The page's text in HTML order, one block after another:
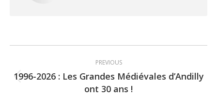
navigation
PREVIOUS
Previous
post:
1996-2026 : Les Grandes Médiévales d’Andilly
ont 30 ans !